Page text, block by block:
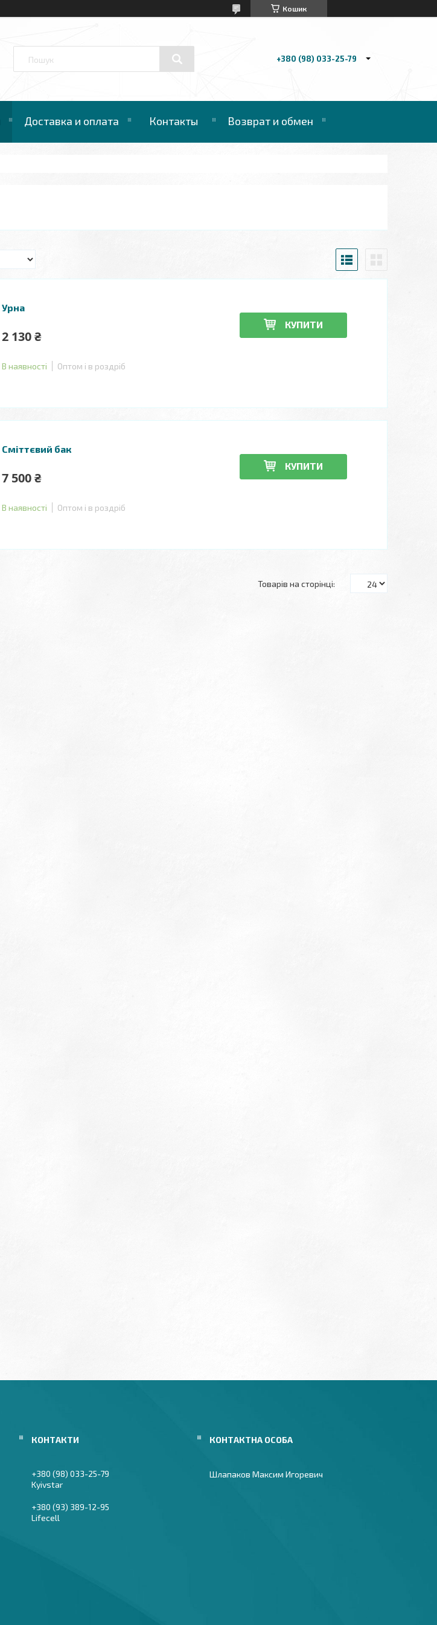
Кошик
+380 (98) 033-25-79
Доставка и оплата Контакты Возврат и обмен
КУПИТИ
Урна
2 130 ₴
В наявності Оптом і в роздріб
КУПИТИ
Сміттєвий бак
7 500 ₴
В наявності Оптом і в роздріб
+380 (98) 033-25-79
Kyivstar
+380 (93) 389-12-95
Lifecell
Шлапаков Максим Игоревич